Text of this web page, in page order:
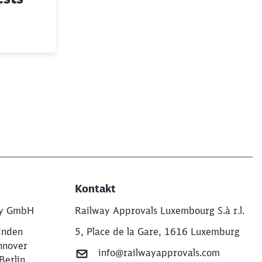
GmbH
Kontakt
Railway Approvals Luxembourg S.à r.l.
5, Place de la Gare, 1616 Luxemburg
info@railwayapprovals.com